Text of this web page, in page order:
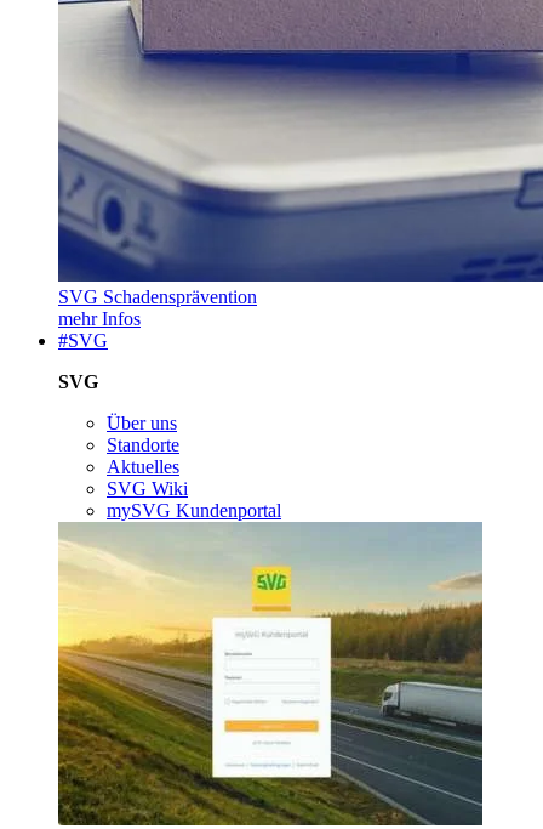
SVG Schadensprävention
mehr Infos
#SVG
SVG
Über uns
Standorte
Aktuelles
SVG Wiki
mySVG Kundenportal